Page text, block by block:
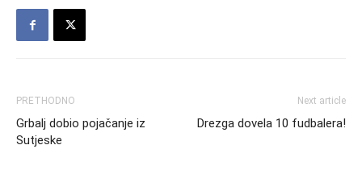
PRETHODNO
Grbalj dobio pojačanje iz
Sutjeske
Next article
Drezga dovela 10 fudbalera!